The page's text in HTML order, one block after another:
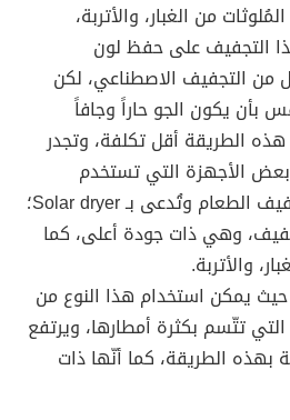
من الغبار، والأتربة،
التجفيف على حفظ لون
التجفيف الاصطناعي، لكن
بأن يكون الجو حاراً وجافاً
الطريقة أقل تكلفة، وتجدر
الأجهزة التي تستخدم
الطاقة الشمسية لتجفيف الطعام وتُدعى بـ Solar dryer؛
وهي ذات جودة أعلى، كما
والأتربة.
حيث يمكن استخدام هذا النوع من
تتّسم بكثرة أمطارها، ويرتفع
الطريقة، كما أنّها ذات